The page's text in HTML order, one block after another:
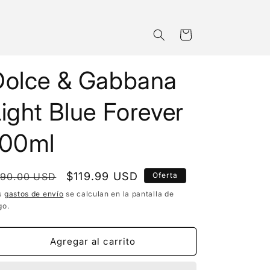
Carrito
& Gabbana
Blue Forever
USD
Precio
de
$119.99 USD Oferta
gastos de envío se calculan en la pantalla de
Agregar al carrito